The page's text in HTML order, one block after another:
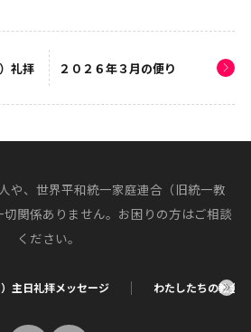
礼拝 ２０２６年３月の便り
や、世界平和統一家庭連合（旧統一教
関係ありません。お困りの方はご相談
ください。
主日礼拝メッセージ わたしたちの教会